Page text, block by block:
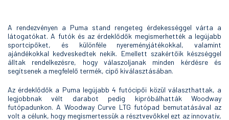
A rendezvényen a Puma stand rengeteg érdekességgel várta a
látogatókat. A futók és az érdeklődők megismerhették a legújabb
sportcipőket, és különféle nyereményjátékokkal, valamint
ajándékokkal kedveskedtek nekik. Emellett szakértőik készséggel
álltak rendelkezésre, hogy válaszoljanak minden kérdésre és
segítsenek a megfelelő termék, cipő kiválasztásában.
Az érdeklődők a Puma legújabb 4 futócipői közül választhattak, a
legjobbnak vélt darabot pedig kipróbálhatták Woodway
futópadunkon. A Woodway Curve LTG futópad bemutatásával az
volt a célunk, hogy megismertessük a résztvevőkkel ezt az innovatív,